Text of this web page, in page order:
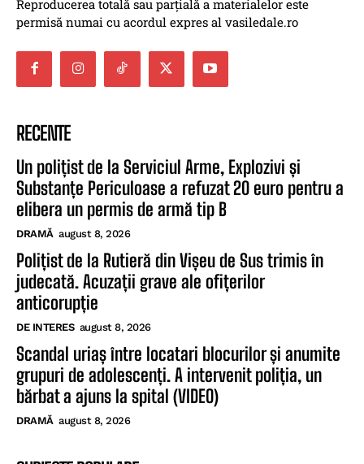
Reproducerea totală sau parțială a materialelor este
permisă numai cu acordul expres al vasiledale.ro
RECENTE
Un polițist de la Serviciul Arme, Explozivi și
Substanțe Periculoase a refuzat 20 euro pentru a
elibera un permis de armă tip B
DRAMĂ august 8, 2026
Polițist de la Rutieră din Vișeu de Sus trimis în
judecată. Acuzații grave ale ofițerilor
anticorupție
DE INTERES august 8, 2026
Scandal uriaș între locatari blocurilor și anumite
grupuri de adolescenți. A intervenit poliția, un
bărbat a ajuns la spital (VIDEO)
DRAMĂ august 8, 2026